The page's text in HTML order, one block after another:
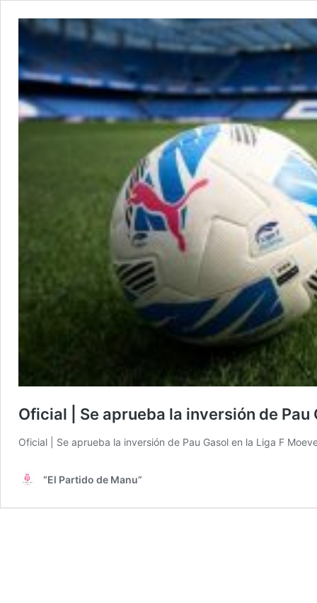
Oficial | Se aprueba la inversión de Pau
Oficial | Se aprueba la inversión de Pau Gasol en la Liga F
“El Partido de Manu”